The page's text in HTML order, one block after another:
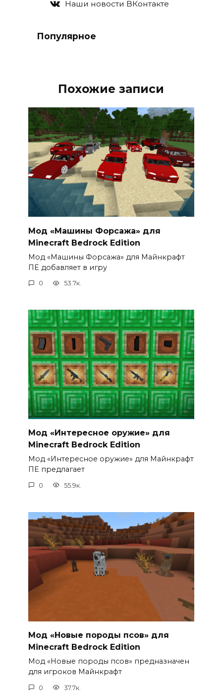
Наши новости ВКонтакте
Популярное
Похожие записи
Мод «Машины Форсажа» для
Minecraft Bedrock Edition
Мод «Машины Форсажа» для Майнкрафт
ПЕ добавляет в игру
0 53.7к.
Мод «Интересное оружие» для
Minecraft Bedrock Edition
Мод «Интересное оружие» для Майнкрафт
ПЕ предлагает
0 55.9к.
Мод «Новые породы псов» для
Minecraft Bedrock Edition
Мод «Новые породы псов» предназначен
для игроков Майнкрафт
0 37.7к.